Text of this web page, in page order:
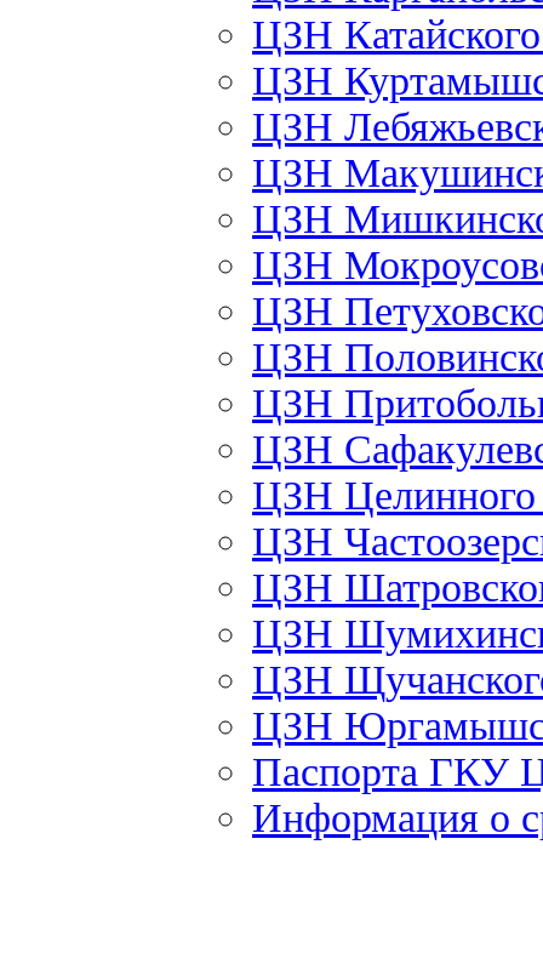
ЦЗН
ЦЗН
ЦЗН
ЦЗН
ЦЗН
ЦЗН
ЦЗН
ЦЗН
ЦЗН
ЦЗН
ЦЗН
ЦЗН
ЦЗН
ЦЗН
ЦЗН
ЦЗН
Паспорта ГКУ
Информация о